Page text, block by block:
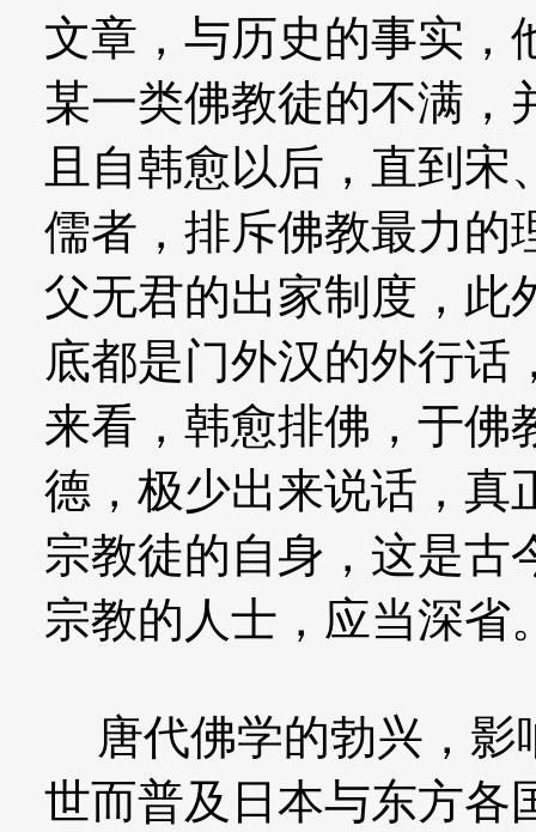
文章，与历史的事实，
某一类佛教徒的不满，
且自韩愈以后，直到
儒者，排斥佛教最力的
父无君的出家制度，此
底都是门外汉的外行话
来看，韩愈排佛，于佛
德，极少出来说话，真
宗教徒的自身，这是古
宗教的人士，应当深省
唐代佛学的勃兴，影
世而普及日本与东方各